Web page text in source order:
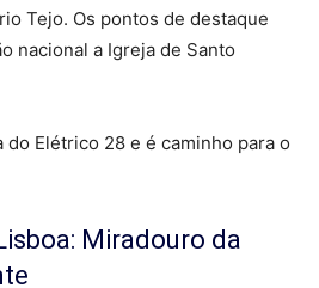
Tejo. Os pontos de destaque
nacional a Igreja de Santo
do Elétrico 28 e é caminho para o
Miradouro da